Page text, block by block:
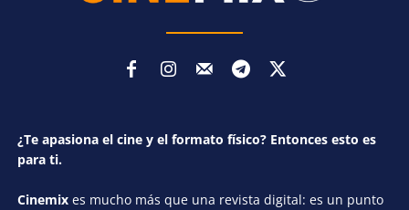
¿Te apasiona el cine y el formato físico? Entonces esto es
para ti.
Cinemix es mucho más que una revista digital: es un punto